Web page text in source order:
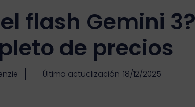
flash Gemini 3?
de precios
Última actualización: 18/12/2025